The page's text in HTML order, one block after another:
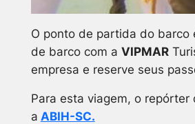
O ponto de partida do barco
de barco com a VIPMAR
empresa e reserve seus
Para esta viagem, o repórter
a ABIH-SC.